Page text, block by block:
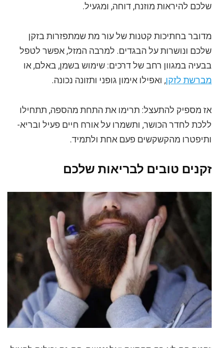
שלכם להיראות מוזנח, דוחה, ומגעיל.
מדובר בחתיכות קטנות של עור מת שמתפזרות בזקן
שלכם ונושרות על הבגדים. למרבה המזל, אפשר לטפל
בבעיה במגוון רחב של דרכים: שימוש בשמן, באלם, או
מברשת לזקן, ואפילו אימון גופני ותזונה נכונה.
אז מספיק להתעצל: תרימו את התחת מהספה, תתחילו
ללכת לחדר הכושר, ותשמרו על אורח חיים פעיל ובריא-
ותיפטרו מהקשקשים פעם אחת ולתמיד.
זקנים טובים לבריאות שלכם